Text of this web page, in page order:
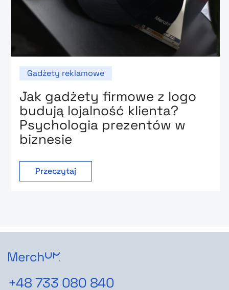
Gadżety reklamowe
Jak gadżety firmowe z logo
budują lojalność klienta?
Psychologia prezentów w
biznesie
Przeczytaj
+48 733 080 840